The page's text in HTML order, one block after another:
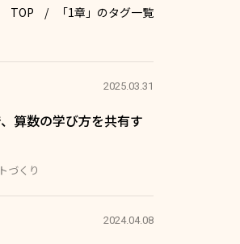
TOP 「1章」のタグ一覧
2025.03.31
算数の学び方を共有す
づくり
2024.04.08